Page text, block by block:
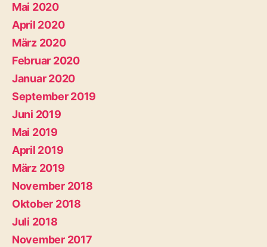
Mai 2020
April 2020
März 2020
Februar 2020
Januar 2020
September 2019
Juni 2019
Mai 2019
April 2019
März 2019
November 2018
Oktober 2018
Juli 2018
November 2017